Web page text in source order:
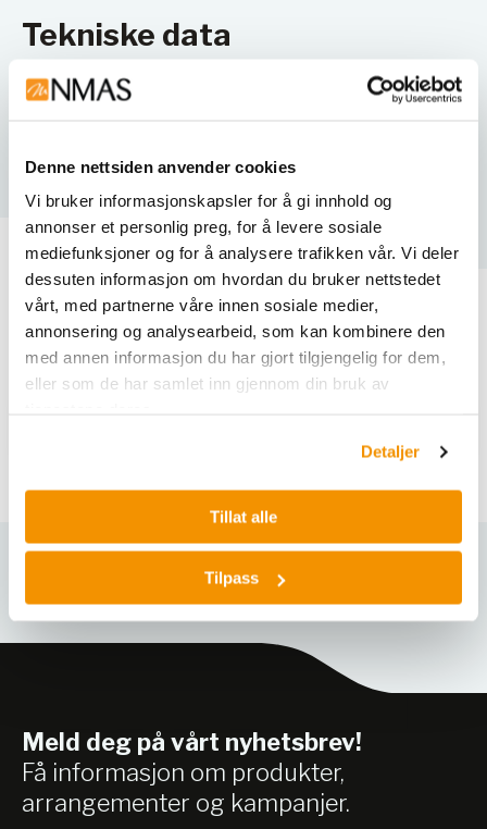
Denne nettsiden anvender cookies
Vi bruker informasjonskapsler for å gi innhold og
annonser et personlig preg, for å levere sosiale
mediefunksjoner og for å analysere trafikken vår. Vi deler
dessuten informasjon om hvordan du bruker nettstedet
vårt, med partnerne våre innen sosiale medier,
annonsering og analysearbeid, som kan kombinere den
med annen informasjon du har gjort tilgjengelig for dem,
eller som de har samlet inn gjennom din bruk av
Detaljer
Tillat alle
Tilpass
Tekniske data
Varianter
Relaterte produkter
Meld deg på vårt nyhetsbrev!
Få informasjon om produkter,
arrangementer og kampanjer.